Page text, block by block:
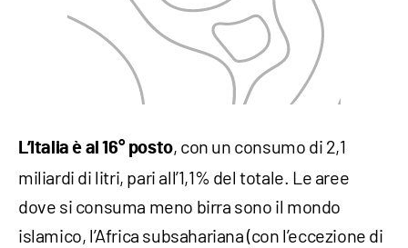
L’Italia è al 16° posto, con un consumo di 2,1
miliardi di litri, pari all’1,1% del totale. Le aree
dove si consuma meno birra sono il mondo
islamico, l’Africa subsahariana (con l’eccezione di